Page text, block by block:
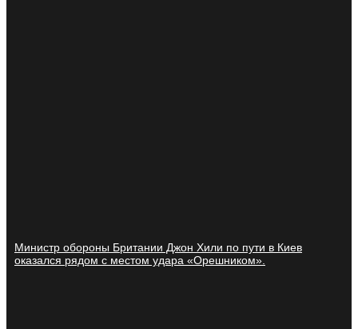
Министр обороны Британии Джон Хили по пути в Киев
оказался рядом с местом удара «Орешником».